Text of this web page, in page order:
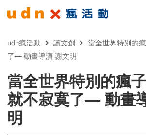
udn瘋活動 讀文創
當全世界特別的
了— 動畫導演 謝文明
當全世界特別的瘋
就不寂寞了— 動畫
明